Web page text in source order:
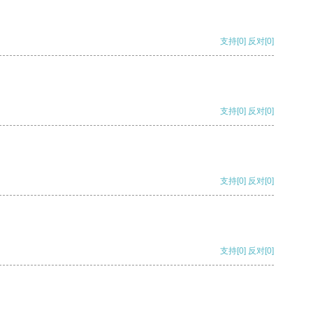
支持[0] 反对[0]
支持[0] 反对[0]
支持[0] 反对[0]
支持[0] 反对[0]